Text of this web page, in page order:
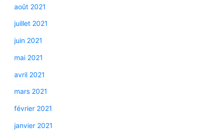
août 2021
juillet 2021
juin 2021
mai 2021
avril 2021
mars 2021
février 2021
janvier 2021